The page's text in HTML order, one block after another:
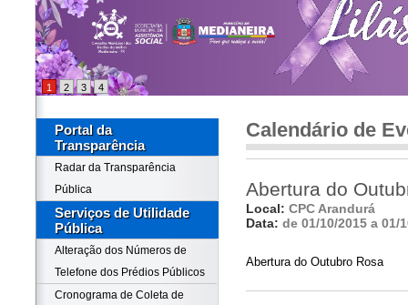
1 2 3 4
Portal da
Transparência
Radar da Transparência
Pública
Serviços de Utilidade
Pública
Alteração dos Números de
Telefone dos Prédios Públicos
Cronograma de Coleta de
Calendário de
Abertura do
Local: CPC Arandurá
Data: de 01/10/2015 a 01/
Abertura do Outubro Rosa